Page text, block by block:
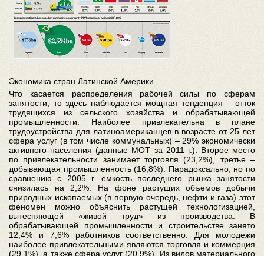
Экономика стран Латинской Америки
Что касается распределения рабочей силы по сферам
занятости, то здесь наблюдается мощная тенденция – отток
трудящихся из сельского хозяйства и обрабатывающей
промышленности. Наиболее привлекательна в плане
трудоустройства для латиноамериканцев в возрасте от 25 лет
сфера услуг (в том числе коммунальных) – 29% экономически
активного населения (данные МОТ за 2011 г.). Второе место
по привлекательности занимает торговля (23,2%), третье –
добывающая промышленность (16,8%). Парадоксально, но по
сравнению с 2005 г. емкость последнего рынка занятости
снизилась на 2,2%. На фоне растущих объемов добычи
природных ископаемых (в первую очередь, нефти и газа) этот
феномен можно объяснить растущей технологизацией,
вытесняющей «живой труд» из производства. В
обрабатывающей промышленности и строительстве занято
12,4% и 7,6% работников соответственно. Для молодежи
наиболее привлекательными являются торговля и коммерция
(29,1%), а также сфера услуг (20,9%). Из видов материального